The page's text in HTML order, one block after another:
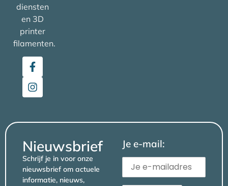
diensten
en 3D
printer
filamenten.
Nieuwsbrief
Schrijf je in voor onze
nieuwsbrief om actuele
informatie, nieuws,
Je e-mail: